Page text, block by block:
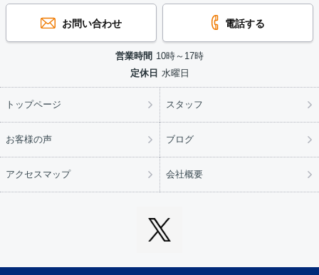
お問い合わせ 電話する
営業時間 10時～17時
定休日 水曜日
トップページ スタッフ
お客様の声 ブログ
アクセスマップ 会社概要